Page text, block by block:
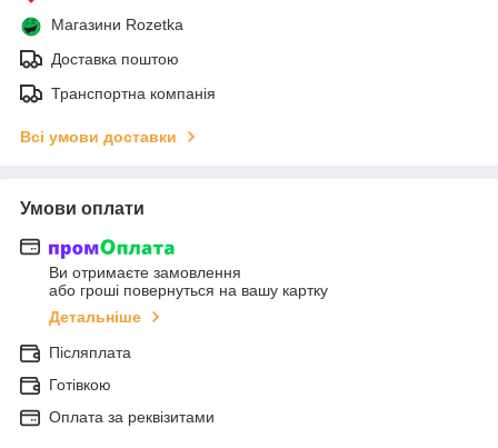
Магазини Rozetka
Доставка поштою
Транспортна компанія
Всі умови доставки
Умови оплати
Ви отримаєте замовлення
або гроші повернуться на вашу картку
Детальніше
Післяплата
Готівкою
Оплата за реквізитами